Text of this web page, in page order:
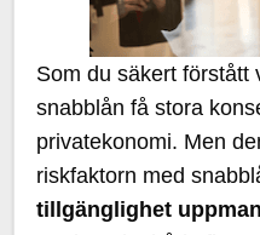
Som du säkert förstått
snabblån få stora
privatekonomi. Men
riskfaktorn med
tillgänglighet